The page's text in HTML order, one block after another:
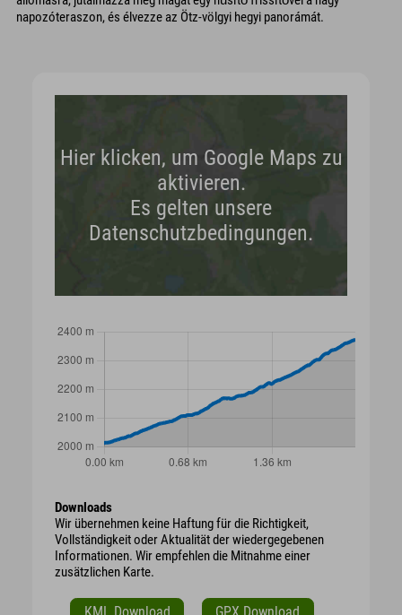
napozóteraszon, és élvezze az Ötz-völgyi hegyi panorámát.
Hier klicken, um Google Maps zu
aktivieren.
Es gelten unsere
Datenschutzbedingungen.
Downloads
Wir übernehmen keine Haftung für die Richtigkeit,
Vollständigkeit oder Aktualität der wiedergegebenen
Informationen. Wir empfehlen die Mitnahme einer
zusätzlichen Karte.